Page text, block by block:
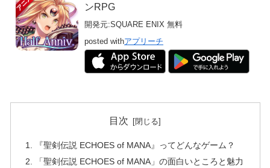
ンRPG
開発元:SQUARE ENIX 無料
posted withアプリーチ
目次
『聖剣伝説 ECHOES of MANA』ってどんなゲーム？
「聖剣伝説 ECHOES of MANA」の面白いところと魅力